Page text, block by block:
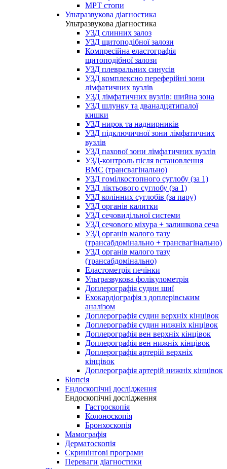
МРТ стопи
Ультразвукова діагностика
Ультразвукова діагностика
УЗД слинних залоз
УЗД щитоподібної залози
Компресійна еластографія
щитоподібної залози
УЗД плевральних синусів
УЗД комплексно переферійні зони
лімфатичних вузлів
УЗД лімфатичних вузлів: шийна зона
УЗД шлунку та дванадцятипалої
кишки
УЗД нирок та наднирників
УЗД підключичної зони лімфатичних
вузлів
УЗД пахової зони лімфатичних вузлів
УЗД-контроль після встановлення
ВМС (трансвагінально)
УЗД гомілкостопного суглобу (за 1)
УЗД ліктьового суглобу (за 1)
УЗД колінних суглобів (за пару)
УЗД органів калитки
УЗД сечовидільної системи
УЗД сечового міхура + залишкова сеча
УЗД органів малого тазу
(трансабдомінально + трансвагінально)
УЗД органів малого тазу
(трансабдомінально)
Еластометрія печінки
Ультразвукова фолікулометрія
Доплерографія судин шиї
Ехокардіографія з доплерівським
аналізом
Доплерографія судин верхніх кінцівок
Доплерографія судин нижніх кінцівок
Доплерографія вен верхніх кінцівок
Доплерографія вен нижніх кінцівок
Доплерографія артерій верхніх
кінцівок
Доплерографія артерій нижніх кінцівок
Біопсія
Ендоскопічні дослідження
Ендоскопічні дослідження
Гастроскопія
Колоноскопія
Бронхоскопія
Мамографія
Дерматоскопія
Скринінгові програми
Переваги діагностики